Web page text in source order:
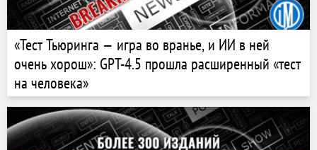
«Тест Тьюринга — игра во вранье, и ИИ в ней
очень хорош»: GPT-4.5 прошла расширенный «тест
на человека»